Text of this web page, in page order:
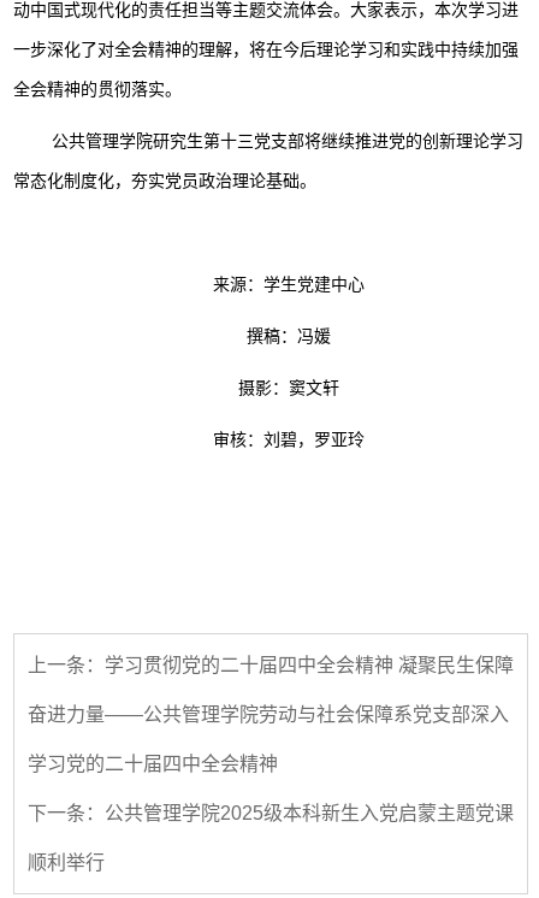
动中国式现代化的责任担当等主题交流体会。大家表示，本次学习进
一步深化了对全会精神的理解，将在今后理论学习和实践中持续加强
全会精神的贯彻落实。
公共管理学院研究生第十三党支部将继续推进党的创新理论学习
常态化制度化，夯实党员政治理论基础。
来源：学生党建中心
撰稿：冯媛
摄影：窦文轩
审核：刘碧，罗亚玲
上一条：学习贯彻党的二十届四中全会精神 凝聚民生保障
奋进力量——公共管理学院劳动与社会保障系党支部深入
学习党的二十届四中全会精神
下一条：公共管理学院2025级本科新生入党启蒙主题党课
顺利举行